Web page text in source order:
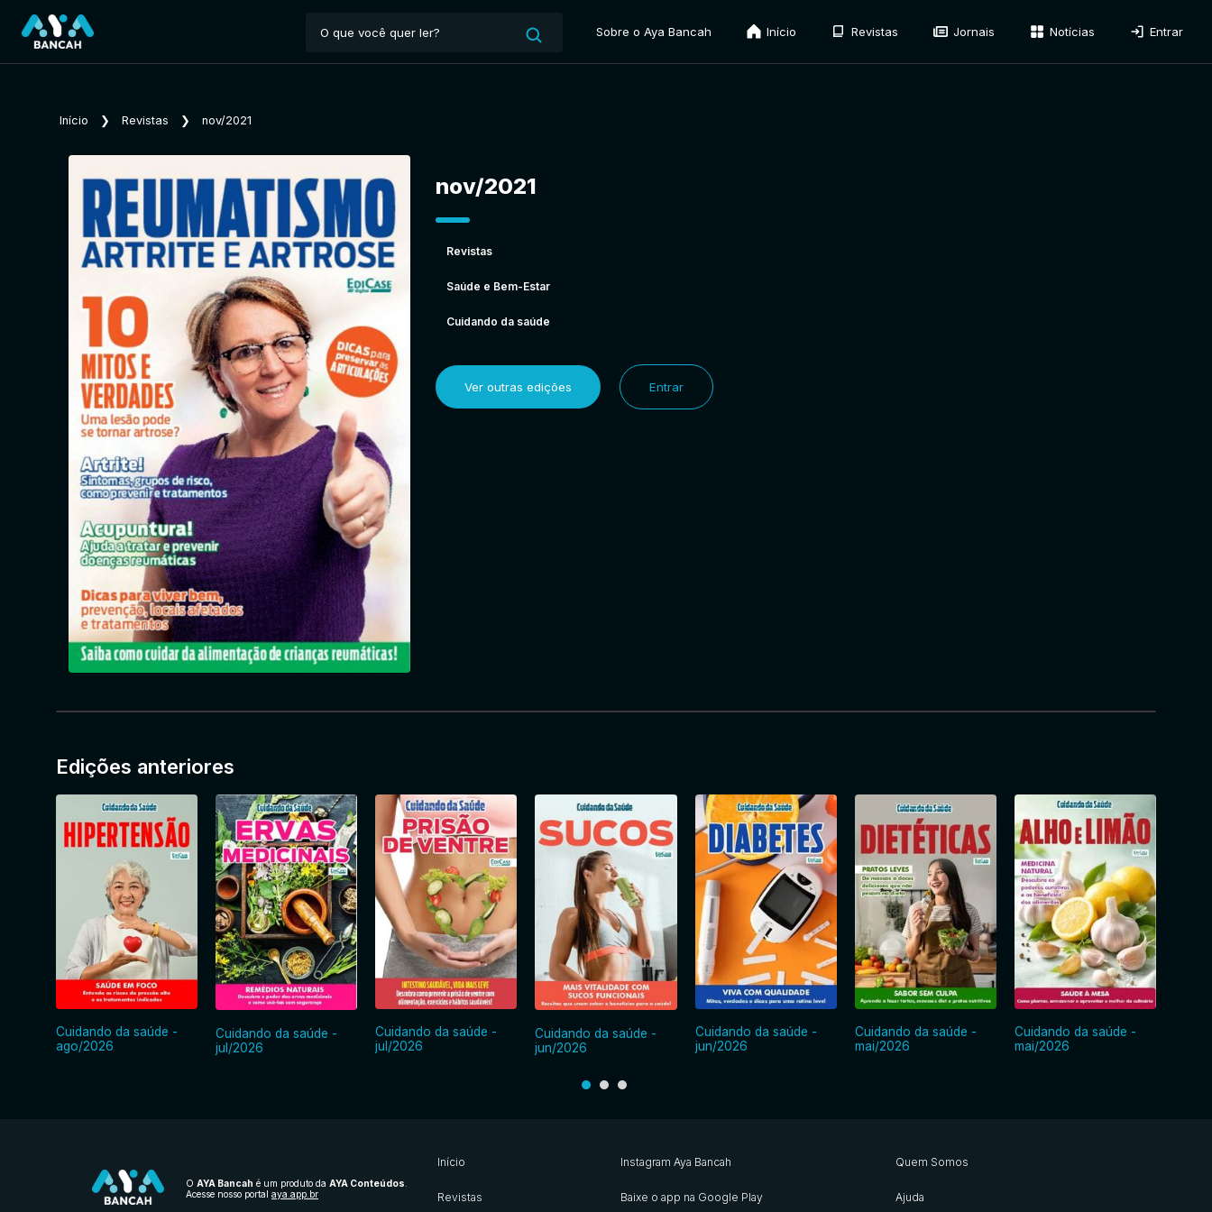
Sobre o Aya Bancah Início Revistas Jornais Notícias Entrar
Início ❯ Revistas ❯ nov/2021
nov/2021
Revistas
Saúde e Bem-Estar
Cuidando da saúde
Ver outras edições Entrar
Edições anteriores
Cuidando da saúde -
ago/2026
Cuidando da saúde -
jul/2026
Cuidando da saúde -
jul/2026
Cuidando da saúde -
jun/2026
Cuidando da saúde -
jun/2026
Cuidando da saúde -
mai/2026
Cuidando da saúde -
mai/2026
O AYA Bancah é um produto da AYA Conteúdos.
Acesse nosso portal aya.app.br
Início
Revistas
Instagram Aya Bancah
Baixe o app na Google Play
Quem Somos
Ajuda